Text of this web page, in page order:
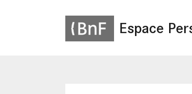
Espace